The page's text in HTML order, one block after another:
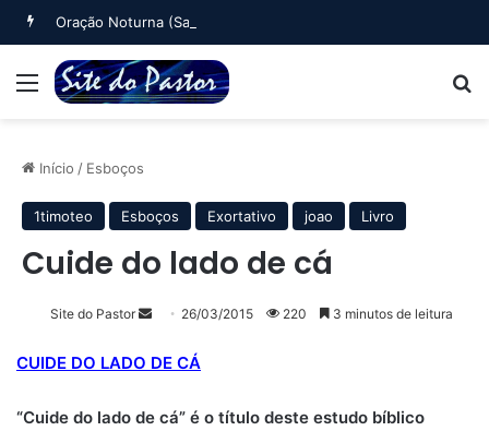
Oração Noturna (Salmo 4)
Menu
Início / Esboços
1timoteo Esboços Exortativo joao Livro
Cuide do lado de cá
Site do Pastor
Mande
e-
26/03/2015 220 3 minutos de leitura
CUIDE DO LADO DE CÁ
“Cuide do lado de cá” é o título deste estudo bíblico